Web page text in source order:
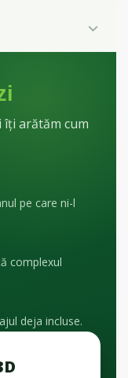
îți arătăm cum
pe care ni-l
complexul
deja incluse.